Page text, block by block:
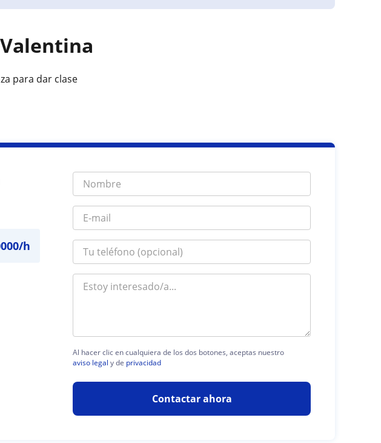
para dar clase
/h
Al hacer clic en cualquiera de los dos botones, aceptas nuestro
aviso legal y de privacidad
Contactar ahora